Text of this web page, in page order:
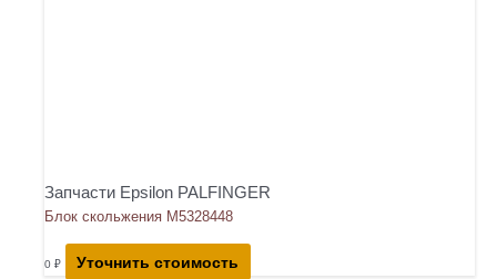
Запчасти Epsilon PALFINGER
Блок скольжения М5328448
0 ₽ Уточнить стоимость